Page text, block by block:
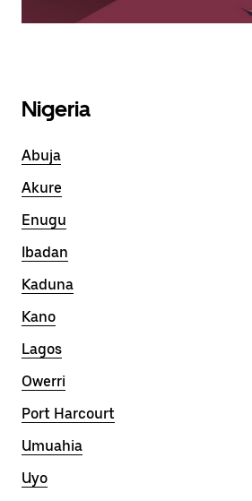
Nigeria
Abuja
Akure
Enugu
Ibadan
Kaduna
Kano
Lagos
Owerri
Port Harcourt
Umuahia
Uyo